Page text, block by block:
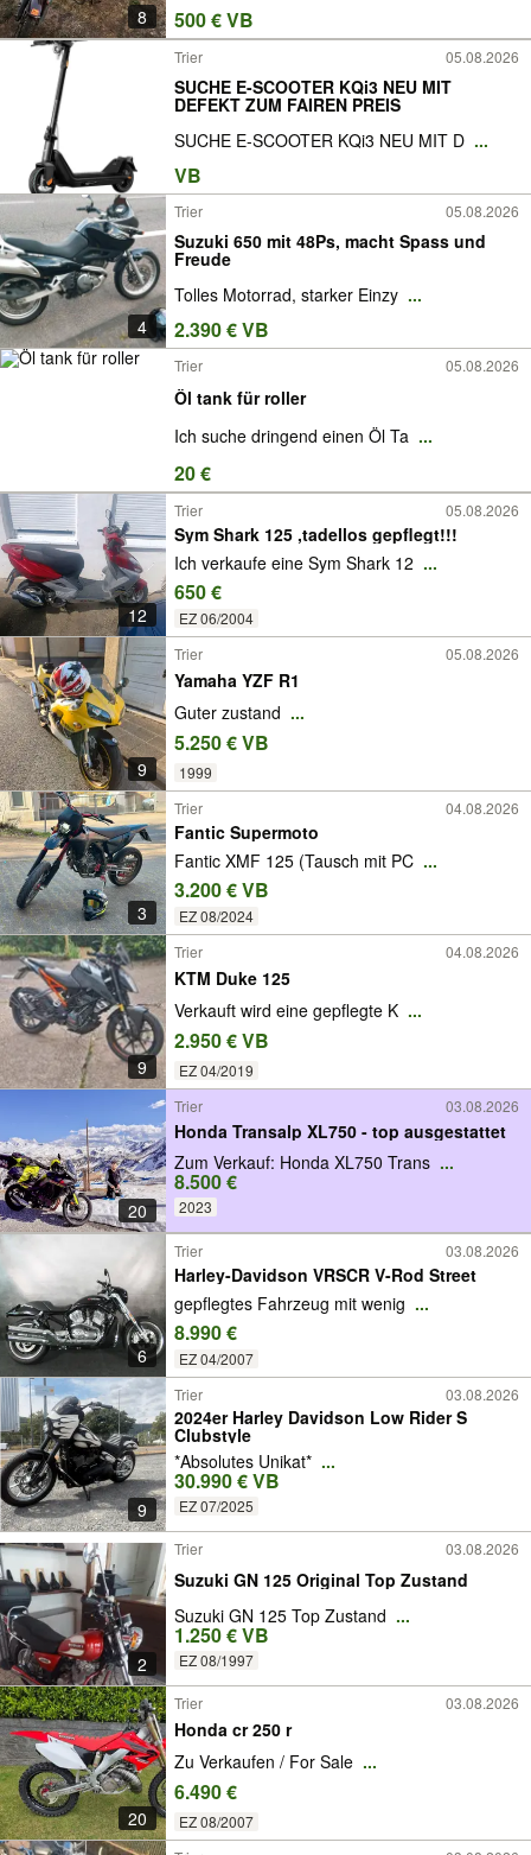
8 500 € VB
Trier 05.08.2026
SUCHE E-SCOOTER KQi3 NEU MIT
DEFEKT ZUM FAIREN PREIS
SUCHE E-SCOOTER KQi3 NEU MIT D ...
VB
4
Trier 05.08.2026
Suzuki 650 mit 48Ps, macht Spass und
Freude
Tolles Motorrad, starker Einzy ...
2.390 € VB
Trier 05.08.2026
Öl tank für roller
Ich suche dringend einen Öl Ta ...
20 €
12
Trier 05.08.2026
Sym Shark 125 ,tadellos gepflegt!!!
Ich verkaufe eine Sym Shark 12 ...
650 €
EZ 06/2004
9
Trier 05.08.2026
Yamaha YZF R1
Guter zustand ...
5.250 € VB
1999
3
Trier 04.08.2026
Fantic Supermoto
Fantic XMF 125 (Tausch mit PC ...
3.200 € VB
EZ 08/2024
9
Trier 04.08.2026
KTM Duke 125
Verkauft wird eine gepflegte K ...
2.950 € VB
EZ 04/2019
20
Trier 03.08.2026
Honda Transalp XL750 - top ausgestattet
Zum Verkauf: Honda XL750 Trans ...
8.500 €
2023
6
Trier 03.08.2026
Harley-Davidson VRSCR V-Rod Street
gepflegtes Fahrzeug mit wenig ...
8.990 €
EZ 04/2007
9
Trier 03.08.2026
2024er Harley Davidson Low Rider S
Clubstyle
*Absolutes Unikat* ...
30.990 € VB
EZ 07/2025
2
Trier 03.08.2026
Suzuki GN 125 Original Top Zustand
Suzuki GN 125 Top Zustand ...
1.250 € VB
EZ 08/1997
20
Trier 03.08.2026
Honda cr 250 r
Zu Verkaufen / For Sale ...
6.490 €
EZ 08/2007